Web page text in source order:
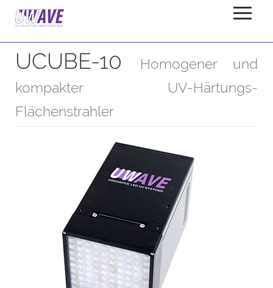
Startseite
UCUBE-10
Homogener und
kompakter UV-Härtungs-
Flächenstrahler